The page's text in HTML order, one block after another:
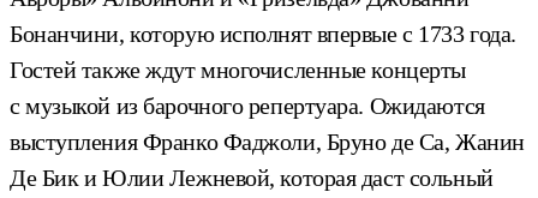
Бонанчини, которую исполнят впервые с 1733 года.
Гостей также ждут многочисленные концерты
с музыкой из барочного репертуара. Ожидаются
выступления Франко Фаджоли, Бруно де Са, Жанин
Де Бик и Юлии Лежневой, которая даст сольный